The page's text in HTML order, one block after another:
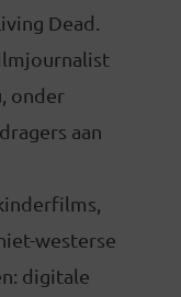
Dead.
onder
aan
westerse
digitale